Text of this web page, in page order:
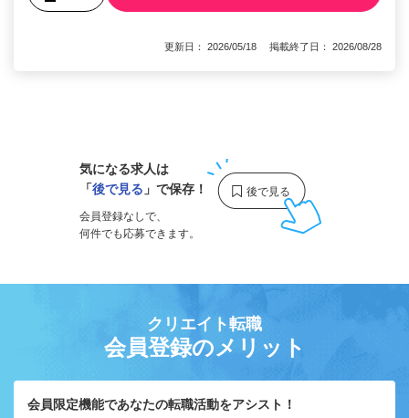
更新日： 2026/05/18 掲載終了日： 2026/08/28
気になる求人は
「後で見る 」で保存！
会員登録なしで、
何件でも応募できます。
クリエイト転職
会員登録のメリット
会員限定機能であなたの転職活動をアシスト！